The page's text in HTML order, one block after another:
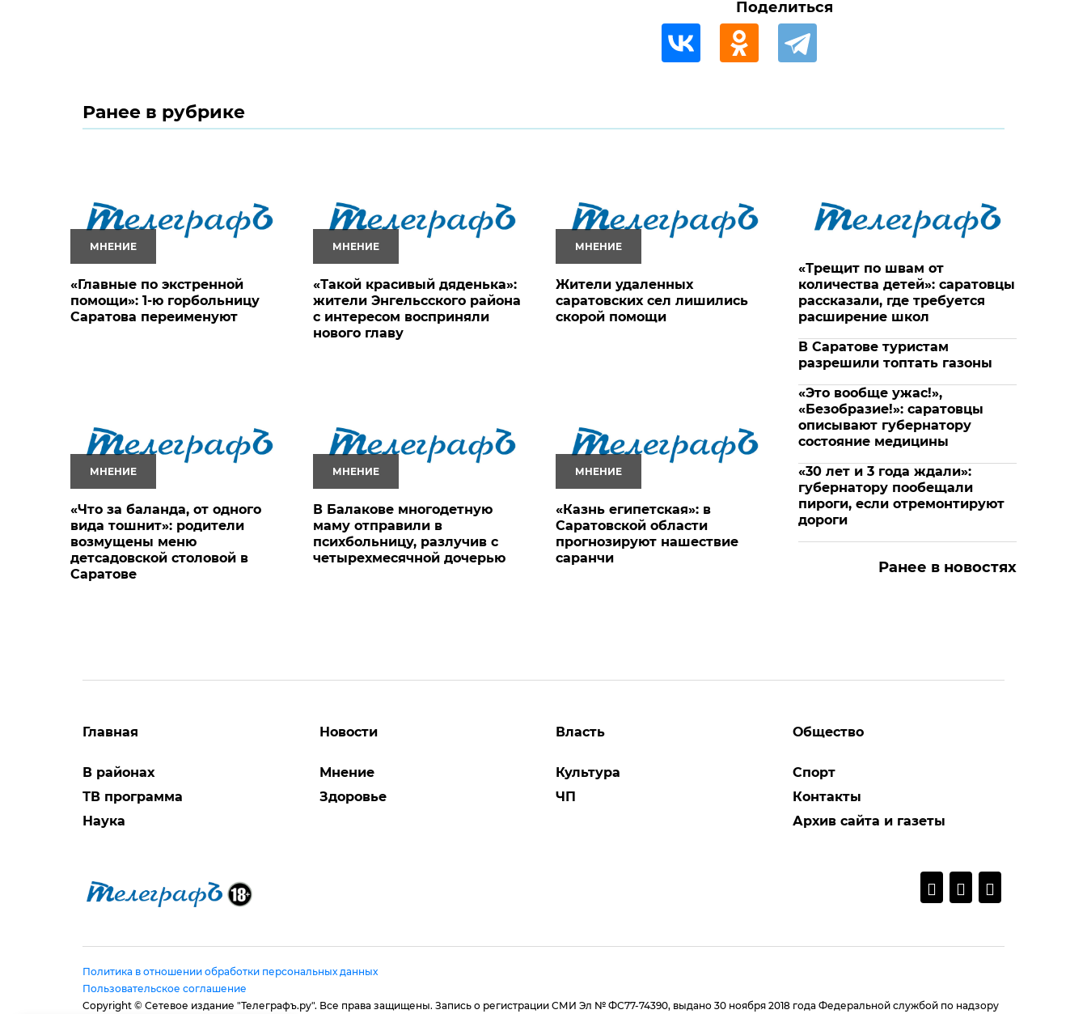
Поделиться
Ранее в рубрике
МНЕНИЕ
«Главные по экстренной
помощи»: 1-ю горбольницу
Саратова переименуют
МНЕНИЕ
«Такой красивый дяденька»:
жители Энгельсского района
с интересом восприняли
нового главу
МНЕНИЕ
Жители удаленных
саратовских сел лишились
скорой помощи
МНЕНИЕ
«Что за баланда, от одного
вида тошнит»: родители
возмущены меню
детсадовской столовой в
Саратове
МНЕНИЕ
В Балакове многодетную
маму отправили в
психбольницу, разлучив с
четырехмесячной дочерью
МНЕНИЕ
«Казнь египетская»: в
Саратовской области
прогнозируют нашествие
саранчи
«Трещит по швам от
количества детей»: саратовцы
рассказали, где требуется
расширение школ
В Саратове туристам
разрешили топтать газоны
«Это вообще ужас!»,
«Безобразие!»: саратовцы
описывают губернатору
состояние медицины
«30 лет и 3 года ждали»:
губернатору пообещали
пироги, если отремонтируют
дороги
Ранее в новостях
Главная
В районах
ТВ программа
Наука
Новости
Мнение
Здоровье
Власть
Культура
ЧП
Общество
Спорт
Контакты
Архив сайта и газеты
Политика в отношении обработки персональных данных
Пользовательское соглашение
Copyright © Сетевое издание "Телеграфъ.ру". Все права защищены. Запись о регистрации СМИ Эл № ФС77-74390, выдано 30 ноября 2018 года Федеральной службой по надзору